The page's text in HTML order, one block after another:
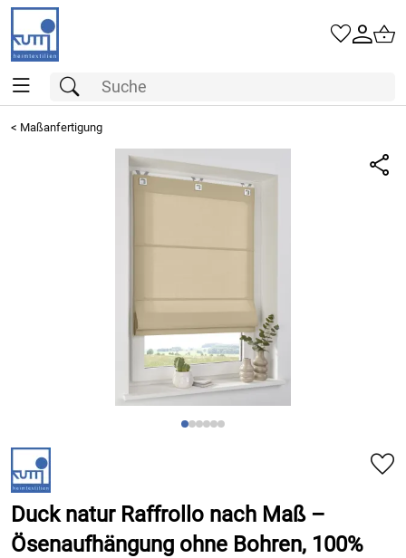
< Maßanfertigung
Duck natur Raffrollo nach Maß –
Ösenaufhängung ohne Bohren, 100%